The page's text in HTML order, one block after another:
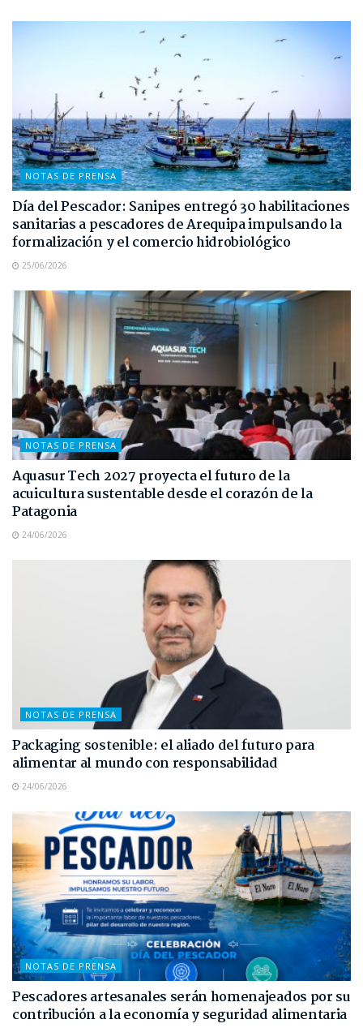
NOTAS DE PRENSA
Día del Pescador: Sanipes entregó 30 habilitaciones
sanitarias a pescadores de Arequipa impulsando la
formalización y el comercio hidrobiológico
25/06/2026
NOTAS DE PRENSA
Aquasur Tech 2027 proyecta el futuro de la
acuicultura sustentable desde el corazón de la
Patagonia
24/06/2026
NOTAS DE PRENSA
Packaging sostenible: el aliado del futuro para
alimentar al mundo con responsabilidad
24/06/2026
NOTAS DE PRENSA
Pescadores artesanales serán homenajeados por su
contribución a la economía y seguridad alimentaria